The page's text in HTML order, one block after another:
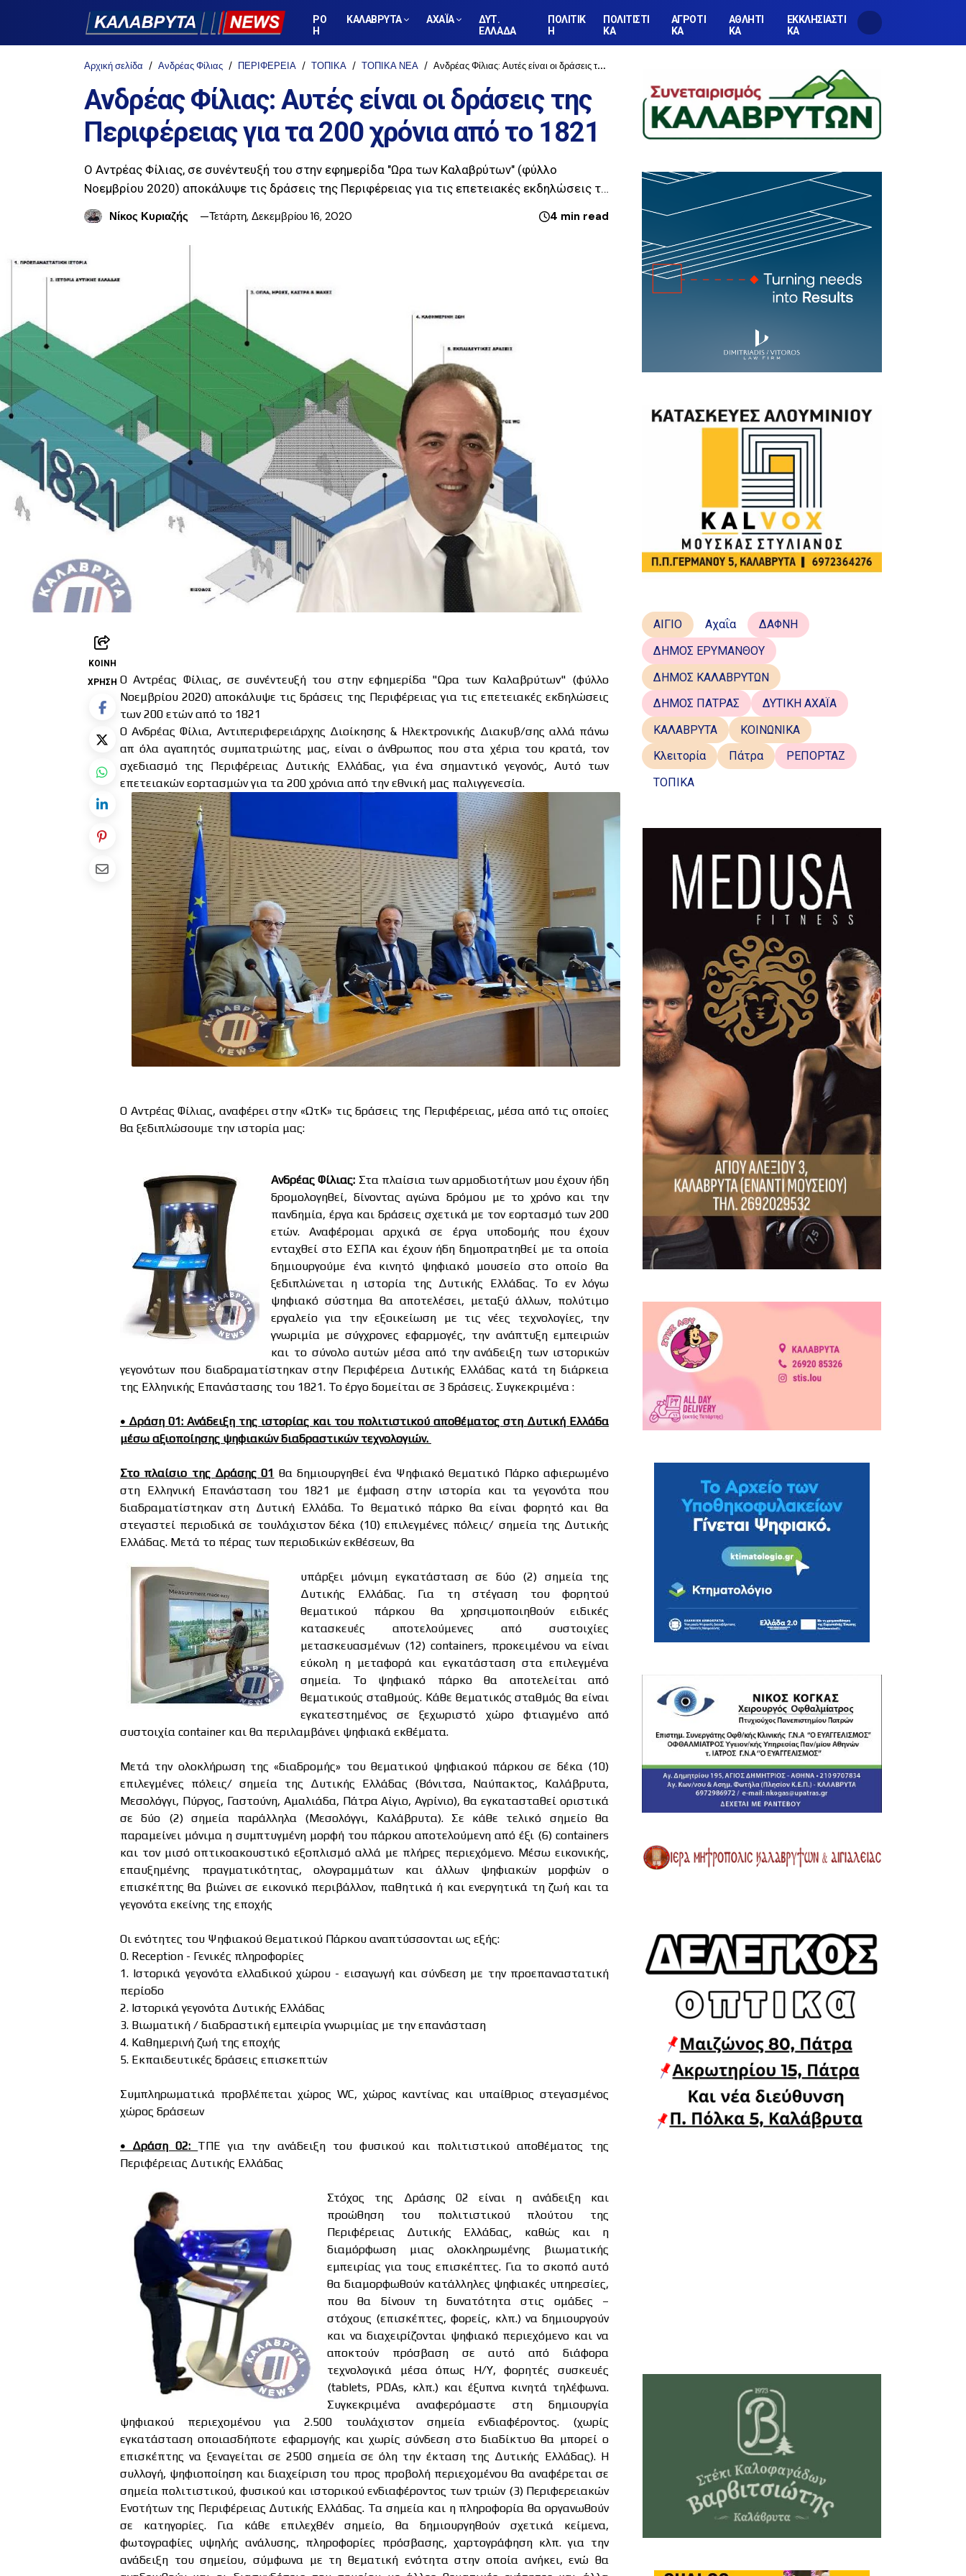
ΡΟ
Η
ΚΑΛΑΒΡΥΤΑ ΑΧΑΪΑ
ΔΥΤ.
ΕΛΛΑΔΑ
ΠΟΛΙΤΙΚ
Η
ΠΟΛΙΤΙΣΤΙ
ΚΑ
ΑΓΡΟΤΙ
ΚΑ
ΑΘΛΗΤΙ
ΚΑ
ΕΚΚΛΗΣΙΑΣΤΙ
ΚΑ
Αρχική σελίδα Ανδρέας Φίλιας ΠΕΡΙΦΕΡΕΙΑ ΤΟΠΙΚΑ ΤΟΠΙΚΑ ΝΕΑ Ανδρέας Φίλιας: Αυτές είναι οι δράσεις της Περιφέρειας για τα 200 χρόνια από το 1821
Ανδρέας Φίλιας: Αυτές είναι οι δράσεις της
Περιφέρειας για τα 200 χρόνια από το 1821
Ο Αντρέας Φίλιας, σε συνέντευξή του στην εφημερίδα "Ωρα των Καλαβρύτων" (φύλλο
Νοεμβρίου 2020) αποκάλυψε τις δράσεις της Περιφέρειας για τις επετειακές εκδηλώσεις τ…
Νίκος Κυριαζής
Τετάρτη, Δεκεμβρίου 16, 2020 4 min read
ΚΟΙΝΉ
ΧΡΉΣΗ Ο Αντρέας Φίλιας, σε συνέντευξή του στην εφημερίδα "Ωρα των Καλαβρύτων" (φύλλο
Νοεμβρίου 2020) αποκάλυψε τις δράσεις της Περιφέρειας για τις επετειακές εκδηλώσεις
των 200 ετών από το 1821
Ο Ανδρέας Φίλια, Αντιπεριφερειάρχης Διοίκησης & Ηλεκτρονικής Διακυβ/σης αλλά πάνω
απ όλα αγαπητός συμπατριώτης μας, είναι ο άνθρωπος που στα χέρια του κρατά, τον
σχεδιασμό της Περιφέρειας Δυτικής Ελλάδας, για ένα σημαντικό γεγονός, Αυτό των
επετειακών εορτασμών για τα 200 χρόνια από την εθνική μας παλιγγενεσία.
Ο Αντρέας Φίλιας, αναφέρει στην «ΩτΚ» τις δράσεις της Περιφέρειας, μέσα από τις οποίες
θα ξεδιπλώσουμε την ιστορία μας:
Ανδρέας Φίλιας: Στα πλαίσια των αρμοδιοτήτων μου έχουν ήδη
δρομολογηθεί, δίνοντας αγώνα δρόμου με το χρόνο και την
πανδημία, έργα και δράσεις σχετικά με τον εορτασμό των 200
ετών. Αναφέρομαι αρχικά σε έργα υποδομής που έχουν
ενταχθεί στο ΕΣΠΑ και έχουν ήδη δημοπρατηθεί με τα οποία
δημιουργούμε ένα κινητό ψηφιακό μουσείο στο οποίο θα
ξεδιπλώνεται η ιστορία της Δυτικής Ελλάδας. Το εν λόγω
ψηφιακό σύστημα θα αποτελέσει, μεταξύ άλλων, πολύτιμο
εργαλείο για την εξοικείωση με τις νέες τεχνολογίες, την
γνωριμία με σύγχρονες εφαρμογές, την ανάπτυξη εμπειριών
και το σύνολο αυτών μέσα από την ανάδειξη των ιστορικών
γεγονότων που διαδραματίστηκαν στην Περιφέρεια Δυτικής Ελλάδας κατά τη διάρκεια
της Ελληνικής Επανάστασης του 1821. Το έργο δομείται σε 3 δράσεις. Συγκεκριμένα :
• Δράση 01: Ανάδειξη της ιστορίας και του πολιτιστικού αποθέματος στη Δυτική Ελλάδα
μέσω αξιοποίησης ψηφιακών διαδραστικών τεχνολογιών.
Στο πλαίσιο της Δράσης 01 θα δημιουργηθεί ένα Ψηφιακό Θεματικό Πάρκο αφιερωμένο
στη Ελληνική Επανάσταση του 1821 με έμφαση στην ιστορία και τα γεγονότα που
διαδραματίστηκαν στη Δυτική Ελλάδα. Το θεματικό πάρκο θα είναι φορητό και θα
στεγαστεί περιοδικά σε τουλάχιστον δέκα (10) επιλεγμένες πόλεις/ σημεία της Δυτικής
Ελλάδας. Μετά το πέρας των περιοδικών εκθέσεων, θα
υπάρξει μόνιμη εγκατάσταση σε δύο (2) σημεία της
Δυτικής Ελλάδας. Για τη στέγαση του φορητού
θεματικού πάρκου θα χρησιμοποιηθούν ειδικές
κατασκευές αποτελούμενες από συστοιχίες
μετασκευασμένων (12) containers, προκειμένου να είναι
εύκολη η μεταφορά και εγκατάσταση στα επιλεγμένα
σημεία. Το ψηφιακό πάρκο θα αποτελείται από
θεματικούς σταθμούς. Κάθε θεματικός σταθμός θα είναι
εγκατεστημένος σε ξεχωριστό χώρο φτιαγμένο από
συστοιχία container και θα περιλαμβάνει ψηφιακά εκθέματα.
Μετά την ολοκλήρωση της «διαδρομής» του θεματικού ψηφιακού πάρκου σε δέκα (10)
επιλεγμένες πόλεις/ σημεία της Δυτικής Ελλάδας (Βόνιτσα, Ναύπακτος, Καλάβρυτα,
Μεσολόγγι, Πύργος, Γαστούνη, Αμαλιάδα, Πάτρα Αίγιο, Αγρίνιο), θα εγκατασταθεί οριστικά
σε δύο (2) σημεία παράλληλα (Μεσολόγγι, Καλάβρυτα). Σε κάθε τελικό σημείο θα
παραμείνει μόνιμα η συμπτυγμένη μορφή του πάρκου αποτελούμενη από έξι (6) containers
και τον μισό οπτικοακουστικό εξοπλισμό αλλά με πλήρες περιεχόμενο. Μέσω εικονικής,
επαυξημένης πραγματικότητας, ολογραμμάτων και άλλων ψηφιακών μορφών ο
επισκέπτης θα βιώνει σε εικονικό περιβάλλον, παθητικά ή και ενεργητικά τη ζωή και τα
γεγονότα εκείνης της εποχής
Οι ενότητες του Ψηφιακού Θεματικού Πάρκου αναπτύσσονται ως εξής:
0. Reception - Γενικές πληροφορίες
1. Ιστορικά γεγονότα ελλαδικού χώρου - εισαγωγή και σύνδεση με την προεπαναστατική
περίοδο
2. Ιστορικά γεγονότα Δυτικής Ελλάδας
3. Βιωματική / διαδραστική εμπειρία γνωριμίας με την επανάσταση
4. Καθημερινή ζωή της εποχής
5. Εκπαιδευτικές δράσεις επισκεπτών
Συμπληρωματικά προβλέπεται χώρος WC, χώρος καντίνας και υπαίθριος στεγασμένος
χώρος δράσεων
• Δράση 02: ΤΠΕ για την ανάδειξη του φυσικού και πολιτιστικού αποθέματος της
Περιφέρειας Δυτικής Ελλάδας
Στόχος της Δράσης 02 είναι η ανάδειξη και
προώθηση του πολιτιστικού πλούτου της
Περιφέρειας Δυτικής Ελλάδας, καθώς και η
διαμόρφωση μιας ολοκληρωμένης βιωματικής
εμπειρίας για τους επισκέπτες. Για το σκοπό αυτό
θα διαμορφωθούν κατάλληλες ψηφιακές υπηρεσίες,
που θα δίνουν τη δυνατότητα στις ομάδες –
στόχους (επισκέπτες, φορείς, κλπ.) να δημιουργούν
και να διαχειρίζονται ψηφιακό περιεχόμενο και να
αποκτούν πρόσβαση σε αυτό από διάφορα
τεχνολογικά μέσα όπως Η/Υ, φορητές συσκευές
(tablets, PDAs, κλπ.) και έξυπνα κινητά τηλέφωνα.
Συγκεκριμένα αναφερόμαστε στη δημιουργία
ψηφιακού περιεχομένου για 2.500 τουλάχιστον σημεία ενδιαφέροντος. (χωρίς
εγκατάσταση οποιασδήποτε εφαρμογής και χωρίς σύνδεση στο διαδίκτυο θα μπορεί ο
επισκέπτης να ξεναγείται σε 2500 σημεία σε όλη την έκταση της Δυτικής Ελλάδας). Η
συλλογή, ψηφιοποίηση και διαχείριση του προς προβολή περιεχομένου θα αναφέρεται σε
σημεία πολιτιστικού, φυσικού και ιστορικού ενδιαφέροντος των τριών (3) Περιφερειακών
Ενοτήτων της Περιφέρειας Δυτικής Ελλάδας. Τα σημεία και η πληροφορία θα οργανωθούν
σε κατηγορίες. Για κάθε επιλεχθέν σημείο, θα δημιουργηθούν σχετικά κείμενα,
φωτογραφίες υψηλής ανάλυσης, πληροφορίες πρόσβασης, χαρτογράφηση κλπ. για την
ανάδειξη του σημείου, σύμφωνα με τη θεματική ενότητα στην οποία ανήκει, ενώ θα
ΑΙΓΙΟ Αχαΐα
ΔΑΦΝΗ
ΔΗΜΟΣ ΕΡΥΜΑΝΘΟΥ
ΔΗΜΟΣ ΚΑΛΑΒΡΥΤΩΝ
ΔΗΜΟΣ ΠΑΤΡΑΣ
ΔΥΤΙΚΗ ΑΧΑΪΑ
ΚΑΛΑΒΡΥΤΑ
ΚΟΙΝΩΝΙΚΑ
Κλειτορία
Πάτρα
ΡΕΠΟΡΤΑΖ
ΤΟΠΙΚΑ